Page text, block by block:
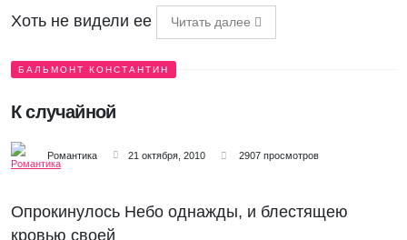
Хоть не видели ее Читать далее
БАЛЬМОНТ КОНСТАНТИН
К случайной
Романтика 21 октября, 2010 2907 просмотров
Опрокинулось Небо однажды, и блестящею
кровью своей